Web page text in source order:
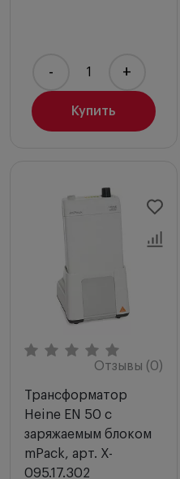
Купить
- +
Отзывы (0)
Трансформатор
Heine EN 50 с
заряжаемым блоком
mPack, арт. X-
095.17.302